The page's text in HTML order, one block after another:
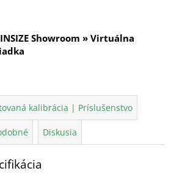
Showroom » Virtuálna
kalibrácia | Príslušenstvo
Diskusia